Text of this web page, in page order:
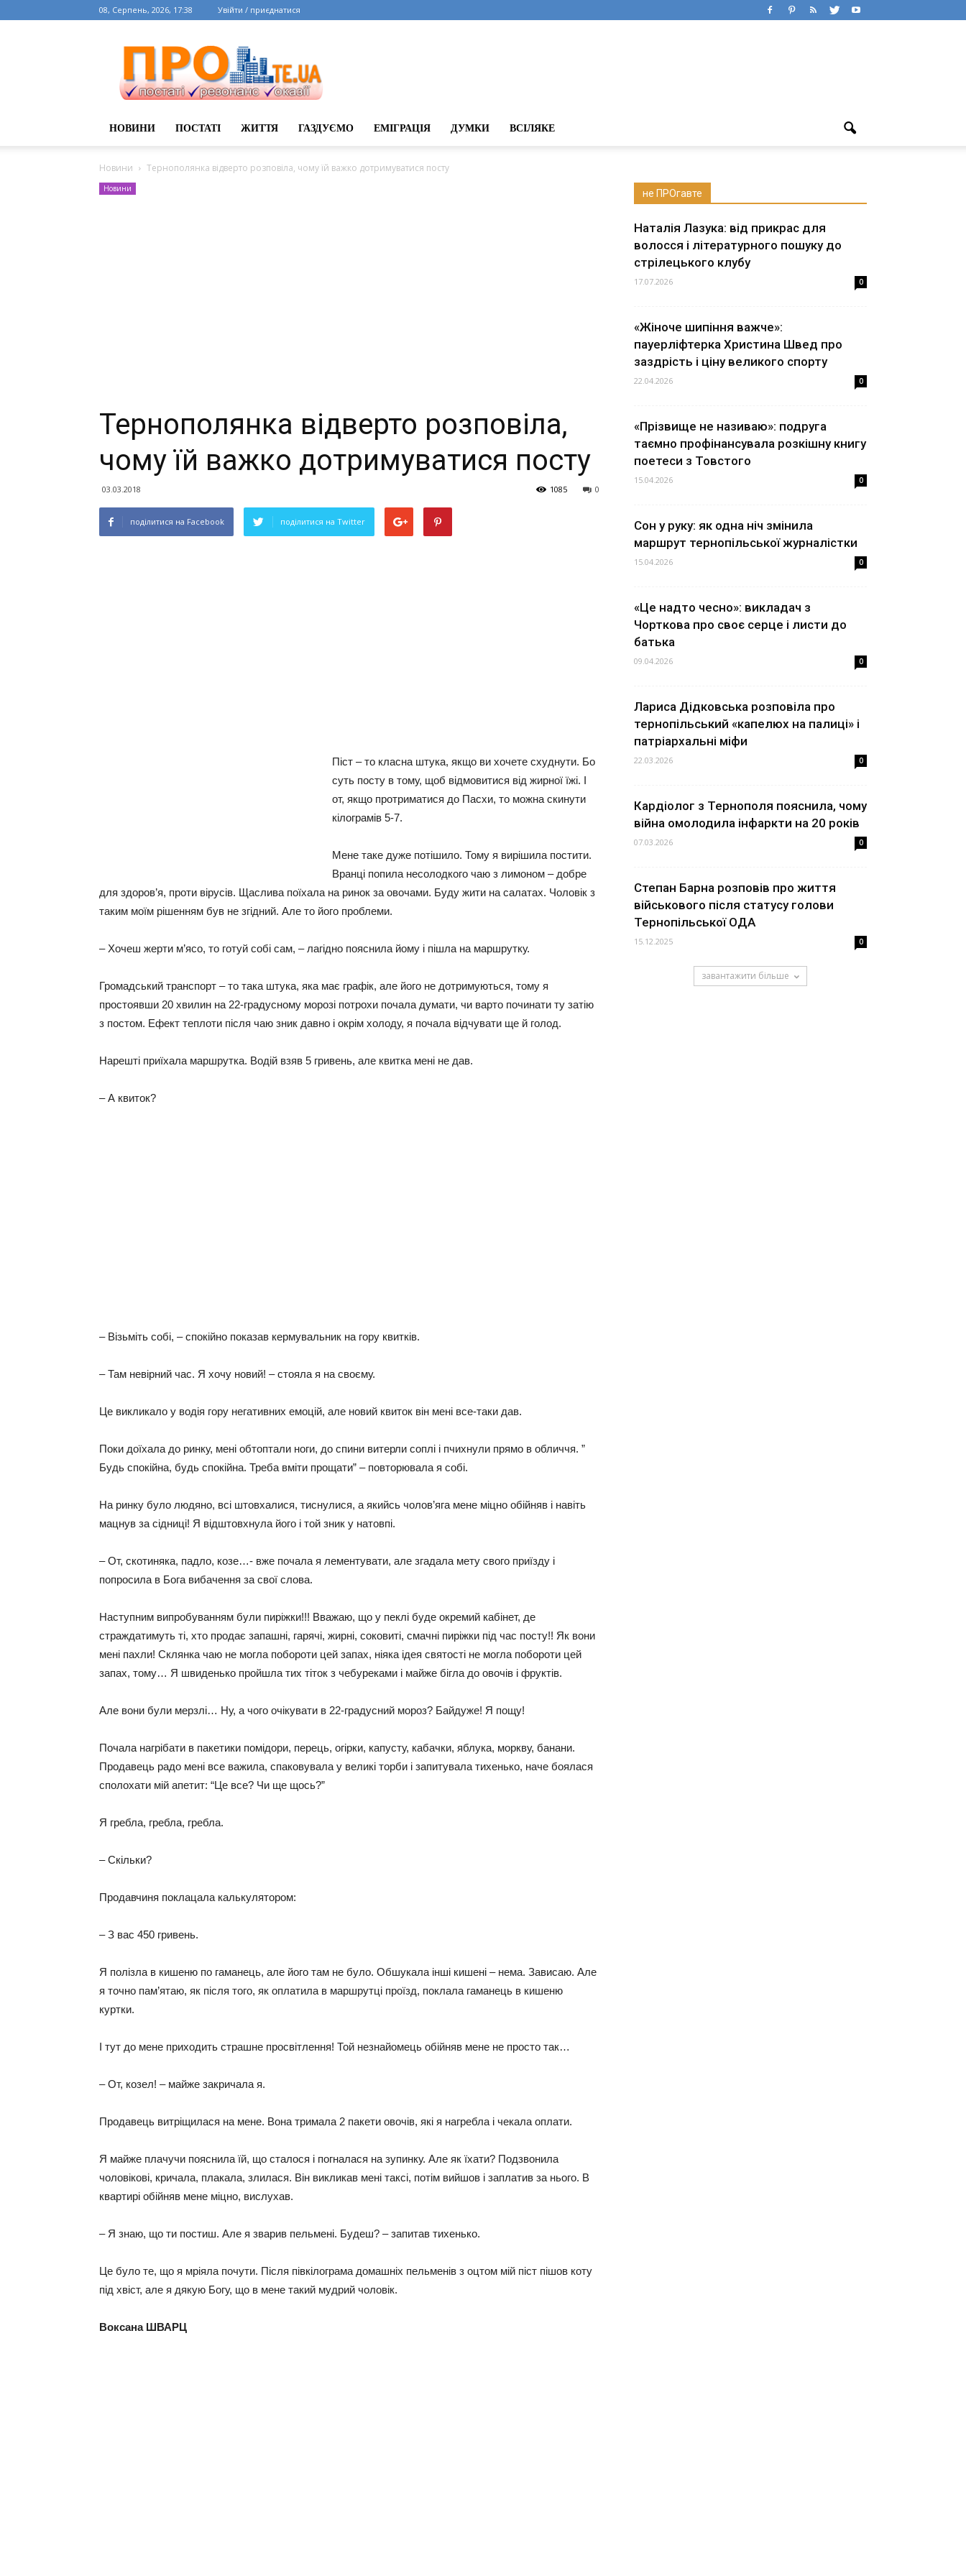
08, Серпень, 2026, 17:38 Увійти / приєднатися
НОВИНИ ПОСТАТІ ЖИТТЯ ГАЗДУЄМО ЕМІГРАЦІЯ ДУМКИ ВСІЛЯКЕ
Новини Тернополянка відверто розповіла, чому їй важко дотримуватися посту
Новини
Тернополянка відверто розповіла,
чому їй важко дотримуватися посту
03.03.2018 0
1085
поділитися на Facebook поділитися на Twitter
Піст – то класна штука, якщо ви хочете схуднути. Бо
суть посту в тому, щоб відмовитися від жирної їжі. І
от, якщо протриматися до Пасхи, то можна скинути
кілограмів 5-7.
Мене таке дуже потішило. Тому я вирішила постити.
Вранці попила несолодкого чаю з лимоном – добре
для здоров’я, проти вірусів. Щаслива поїхала на ринок за овочами. Буду жити на салатах. Чоловік з
таким моїм рішенням був не згідний. Але то його проблеми.
– Хочеш жерти м’ясо, то готуй собі сам, – лагідно пояснила йому і пішла на маршрутку.
Громадський транспорт – то така штука, яка має графік, але його не дотримуються, тому я
простоявши 20 хвилин на 22-градусному морозі потрохи почала думати, чи варто починати ту затію
з постом. Ефект теплоти після чаю зник давно і окрім холоду, я почала відчувати ще й голод.
Нарешті приїхала маршрутка. Водій взяв 5 гривень, але квитка мені не дав.
– А квиток?
– Візьміть собі, – спокійно показав кермувальник на гору квитків.
– Там невірний час. Я хочу новий! – стояла я на своєму.
Це викликало у водія гору негативних емоцій, але новий квиток він мені все-таки дав.
Поки доїхала до ринку, мені обтоптали ноги, до спини витерли соплі і пчихнули прямо в обличчя. ”
Будь спокійна, будь спокійна. Треба вміти прощати” – повторювала я собі.
На ринку було людяно, всі штовхалися, тиснулися, а якийсь чолов’яга мене міцно обійняв і навіть
мацнув за сідниці! Я відштовхнула його і той зник у натовпі.
– От, скотиняка, падло, козе…- вже почала я лементувати, але згадала мету свого приїзду і
попросила в Бога вибачення за свої слова.
Наступним випробуванням були пиріжки!!! Вважаю, що у пеклі буде окремий кабінет, де
страждатимуть ті, хто продає запашні, гарячі, жирні, соковиті, смачні пиріжки під час посту!! Як вони
мені пахли! Склянка чаю не могла побороти цей запах, ніяка ідея святості не могла побороти цей
запах, тому… Я швиденько пройшла тих тіток з чебуреками і майже бігла до овочів і фруктів.
Але вони були мерзлі… Ну, а чого очікувати в 22-градусний мороз? Байдуже! Я пощу!
Почала нагрібати в пакетики помідори, перець, огірки, капусту, кабачки, яблука, моркву, банани.
Продавець радо мені все важила, спаковувала у великі торби і запитувала тихенько, наче боялася
сполохати мій апетит: “Це все? Чи ще щось?”
Я гребла, гребла, гребла.
– Скільки?
Продавчиня поклацала калькулятором:
– З вас 450 гривень.
Я полізла в кишеню по гаманець, але його там не було. Обшукала інші кишені – нема. Зависаю. Але
я точно пам’ятаю, як після того, як оплатила в маршрутці проїзд, поклала гаманець в кишеню
куртки.
І тут до мене приходить страшне просвітлення! Той незнайомець обійняв мене не просто так…
– От, козел! – майже закричала я.
Продавець витріщилася на мене. Вона тримала 2 пакети овочів, які я нагребла і чекала оплати.
Я майже плачучи пояснила їй, що сталося і погналася на зупинку. Але як їхати? Подзвонила
чоловікові, кричала, плакала, злилася. Він викликав мені таксі, потім вийшов і заплатив за нього. В
квартирі обійняв мене міцно, вислухав.
– Я знаю, що ти постиш. Але я зварив пельмені. Будеш? – запитав тихенько.
Це було те, що я мріяла почути. Після півкілограма домашніх пельменів з оцтом мій піст пішов коту
під хвіст, але я дякую Богу, що в мене такий мудрий чоловік.
Воксана ШВАРЦ
не ПРОгавте
Наталія Лазука: від прикрас для
волосся і літературного пошуку до
стрілецького клубу
17.07.2026 0
«Жіноче шипіння важче»:
пауерліфтерка Христина Швед про
заздрість і ціну великого спорту
22.04.2026 0
«Прізвище не називаю»: подруга
таємно профінансувала розкішну книгу
поетеси з Товстого
15.04.2026 0
Сон у руку: як одна ніч змінила
маршрут тернопільської журналістки
15.04.2026 0
«Це надто чесно»: викладач з
Чорткова про своє серце і листи до
батька
09.04.2026 0
Лариса Дідковська розповіла про
тернопільський «капелюх на палиці» і
патріархальні міфи
22.03.2026 0
Кардіолог з Тернополя пояснила, чому
війна омолодила інфаркти на 20 років
07.03.2026 0
Степан Барна розповів про життя
військового після статусу голови
Тернопільської ОДА
15.12.2025 0
завантажити більше